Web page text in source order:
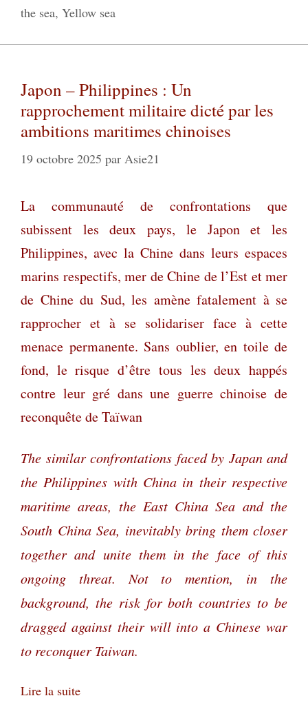
the sea, Yellow sea
Japon – Philippines : Un
rapprochement militaire dicté par les
ambitions maritimes chinoises
19 octobre 2025 par Asie21
La communauté de confrontations que
subissent les deux pays, le Japon et les
Philippines, avec la Chine dans leurs espaces
marins respectifs, mer de Chine de l’Est et mer
de Chine du Sud, les amène fatalement à se
rapprocher et à se solidariser face à cette
menace permanente. Sans oublier, en toile de
fond, le risque d’être tous les deux happés
contre leur gré dans une guerre chinoise de
reconquête de Taïwan
The similar confrontations faced by Japan and
the Philippines with China in their respective
maritime areas, the East China Sea and the
South China Sea, inevitably bring them closer
together and unite them in the face of this
ongoing threat. Not to mention, in the
background, the risk for both countries to be
dragged against their will into a Chinese war
to reconquer Taiwan.
Lire la suite